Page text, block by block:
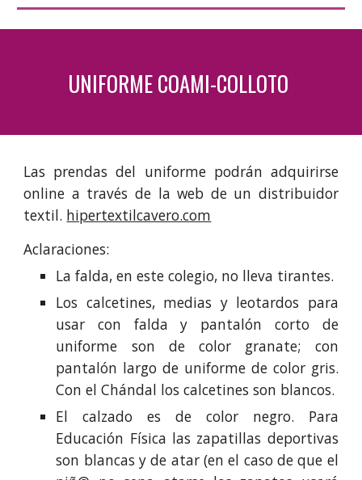
UNIFORME COAMI-COLLOTO
Las prendas del uniforme podrán adquirirse
online a través de la web de un distribuidor
textil. hipertextilcavero.com
Aclaraciones:
La falda, en este colegio, no lleva tirantes.
Los calcetines, medias y leotardos para
usar con falda y pantalón corto de
uniforme son de color granate; con
pantalón largo de uniforme de color gris.
Con el Chándal los calcetines son blancos.
El calzado es de color negro. Para
Educación Física las zapatillas deportivas
son blancas y de atar (en el caso de que el